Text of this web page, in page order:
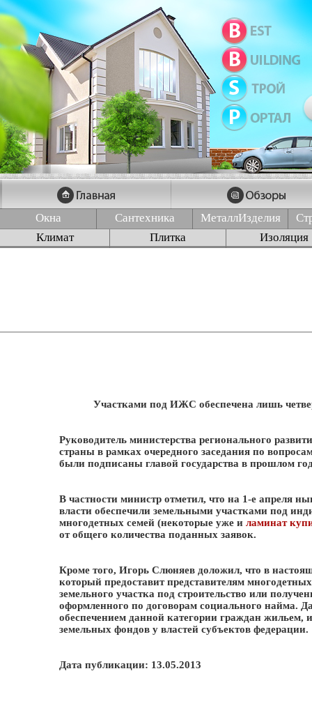
Окна Сантехника МеталлИзделия
Климат
Плитка Изоляция
Участками под ИЖС обеспечена лишь
Руководитель министерства регионального
страны в рамках очередного заседания по
были подписаны главой государства в прошлом
В частности министр отметил, что на 1-е апреля
власти обеспечили земельными участками под
многодетных семей (некоторые уже и ламинат
от общего количества поданных заявок.
Кроме того, Игорь Слюняев доложил, что в
который предоставит представителям
земельного участка под строительство или
оформленного по договорам социального найма.
обеспечением данной категории граждан жильем,
земельных фондов у властей субъектов федерации.
Дата публикации: 13.05.2013